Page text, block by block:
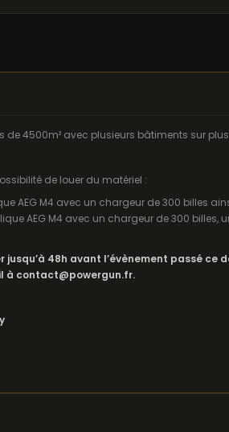
de 4500m² avec plusieurs bâtiments sur
de louer du matériel :
AEG M4 avec un chargeur de 300 billes
AEG M4 avec un chargeur de 300 billes,
48h avant l’évènement passé
à contact@powergun.fr.